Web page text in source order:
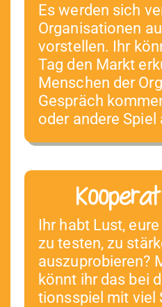
Es wer­den sich
Organ­i­sa­tio­nen
vorstellen. Ihr
Tag den Markt
Men­schen der
Gespräch
oder andere Spiel
Ihr habt Lust,
zu testen, zu
auszupro­bieren?
kön­nt ihr das bei
tionsspiel mit viel